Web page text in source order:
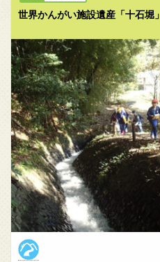
世界かんがい施設遺産「十石堀」